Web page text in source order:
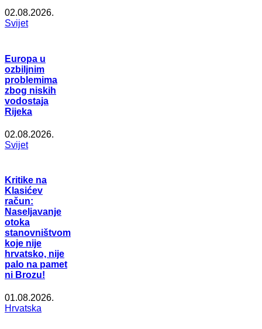
02.08.2026.
Svijet
Europa u
ozbiljnim
problemima
zbog niskih
vodostaja
Rijeka
02.08.2026.
Svijet
Kritike na
Klasićev
račun:
Naseljavanje
otoka
stanovništvom
koje nije
hrvatsko, nije
palo na pamet
ni Brozu!
01.08.2026.
Hrvatska